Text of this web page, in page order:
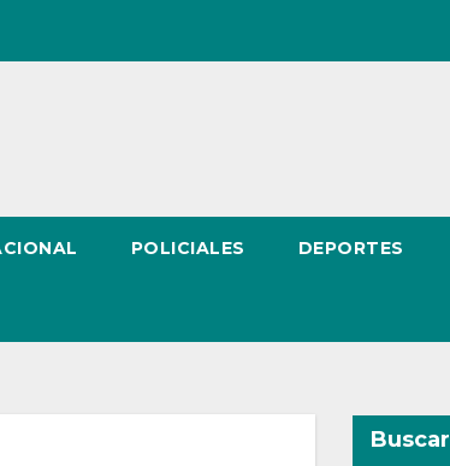
POLICIALES DEPORTES
Buscar